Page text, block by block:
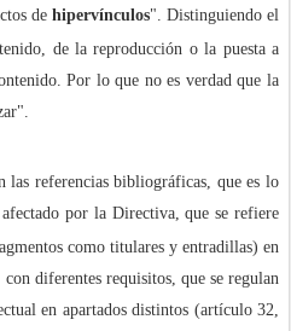
de hipervínculos". Distinguiendo el
de la reproducción o la puesta a
Por lo que no es verdad que la
las referencias bibliográficas, que es lo
por la Directiva, que se refiere
como titulares y entradillas) en
diferentes requisitos, que se regulan
en apartados distintos (artículo 32,